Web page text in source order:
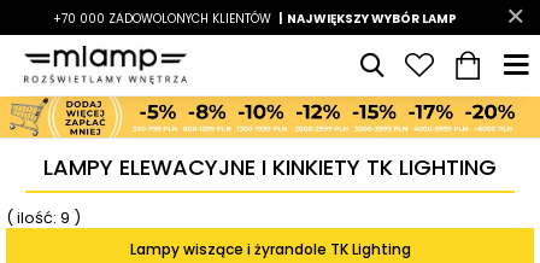
-7% LATO7
+70 000 ZADOWOLONYCH KLIENTÓW | NAJWIĘKSZY WYBÓR LAMP
| |
LAMPY ELEWACYJNE I KINKIETY TK LIGHTING
( ilość: 9 )
Lampy wiszące i żyrandole TK Lighting